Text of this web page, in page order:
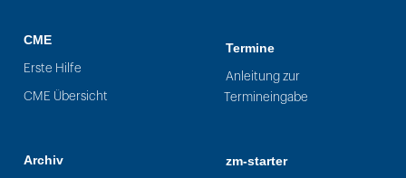
CME
Erste Hilfe
CME Übersicht
Archiv
Termine
Anleitung zur
Termineingabe
zm-starter